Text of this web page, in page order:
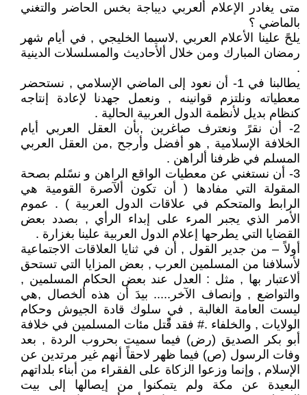
متى يغادر الإعلام ألعربي ديباجة بخس الحاضر والتغني
بالماضي ؟
يلحً علينا الأعلام العربي ,لاسيما الخليجي , في أيام شهر
رمضان المبارك ومن خلال ألأحاديث والمسلسلات الدينية
.
يطالبنا في 1- أن نعود إلى الماضي الإسلامي , نستحضر
معطياته ونلتزم قوانينه , ونعمل جهدنا لإعادة إنتاجه
كنظام بديل لأنظمة الدول العربية الحالية .
2- أن نقرً ونعترف صاغرين ,بأن العقل العربي أيام
الخلافة الإسلامية , هو أفضل وأرجح ,من العقل العربي
المسلم في ظرفنا ألراهن .
3- أن نستغني عن معطيات الواقع الراهن و نسًلم بصحة
المقولة التي مفادها ( أن تكون ألآصرة القومية هي
الرابط والمتحكم في علاقات الدول العربية ) . عموم
الأمر الذي يجبر المرء على إبداء الرأي , بصدد بعض
القضايا التي يطرحها إعلام الدول العربية علينا بغزارة .
أولاً – من جدير القول , أن في ثنايا العلاقات الاجتماعية
لأسلافنا من المسلمين العرب , بعض المزايا التي تستحق
ألاعتبار بها , مثل : العدل عند بعض الحكام المسلمين ,
والتواضع , وإنصاف الآخر..... بيدَ أن هذه ألخصال ,هي
ليست العامة الغالبة , في سلوك قادة الجيوش وحكام
الولايات , والخلفاء .# فقد قًًَتل مئات المسلمين في خلافة
أبو بكر الصديق (رض) فيما سميت بحروب الردة , بعد
وفات الرسول (ص) فيما ظهر لاحقاً أنهم غير مرتدين عن
الإسلام , وإنما وزعوا الزكاة على الفقراء من أبناء بلداتهم
البعيدة عن مكة ولم يتمكنوا من إيصالها إلى بيت